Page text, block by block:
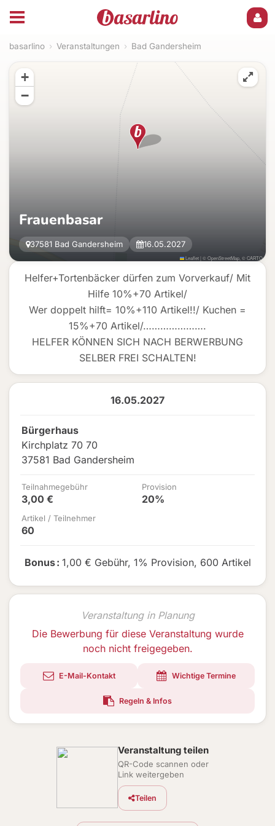
basarlino › Veranstaltungen › Bad Gandersheim
Helfer+Tortenbäcker dürfen zum Vorverkauf/ Mit
Hilfe 10%+70 Artikel/
Wer doppelt hilft= 10%+110 Artikel!!/ Kuchen =
15%+70 Artikel/………………….
HELFER KÖNNEN SICH NACH BERWERBUNG
SELBER FREI SCHALTEN!
16.05.2027
Bürgerhaus
Kirchplatz 70 70
37581 Bad Gandersheim
Teilnahmegebühr
3,00 €
Provision
20%
Artikel / Teilnehmer
60
Bonus: 1,00 € Gebühr, 1% Provision, 600 Artikel
Veranstaltung in Planung
Die Bewerbung für diese Veranstaltung wurde
noch nicht freigegeben.
E-Mail-Kontakt Wichtige Termine
Regeln & Infos
Frauenbasar
37581 Bad Gandersheim 16.05.2027
+
−
Leaflet| ©OpenStreetMap , ©CARTO
Veranstaltung teilen
QR-Code scannen oder
Link weitergeben
Teilen